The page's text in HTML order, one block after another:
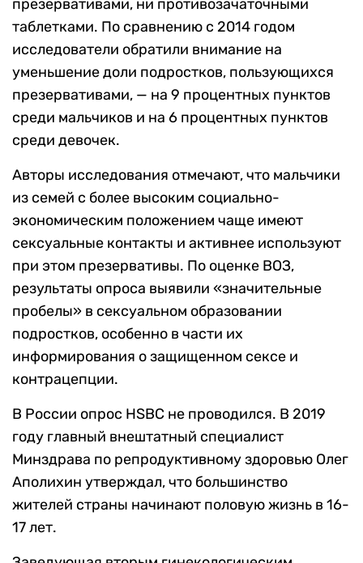
презервативами, ни противозачаточными
таблетками. По сравнению с 2014 годом
исследователи обратили внимание на
уменьшение доли подростков, пользующихся
презервативами, — на 9 процентных пунктов
среди мальчиков и на 6 процентных пунктов
среди девочек.
Авторы исследования отмечают, что мальчики
из семей с более высоким социально-
экономическим положением чаще имеют
сексуальные контакты и активнее используют
при этом презервативы. По оценке ВОЗ,
результаты опроса выявили «значительные
пробелы» в сексуальном образовании
подростков, особенно в части их
информирования о защищенном сексе и
контрацепции.
В России опрос HSBC не проводился. В 2019
году главный внештатный специалист
Минздрава по репродуктивному здоровью Олег
Аполихин утверждал, что большинство
жителей страны начинают половую жизнь в 16-
17 лет.